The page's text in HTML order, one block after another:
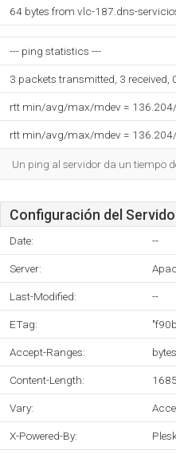
64 bytes from vlc-187.dns-
--- ping statistics ---
3 packets transmitted, 3 received,
rtt min/avg/max/mdev =
rtt min/avg/max/mdev =
Un ping al servidor da un tiempo
Configuración del
Date: --
Server:
Last-Modified: --
ETag:
Accept-Ranges: bytes
Content-Length:
Vary:
X-Powered-By: